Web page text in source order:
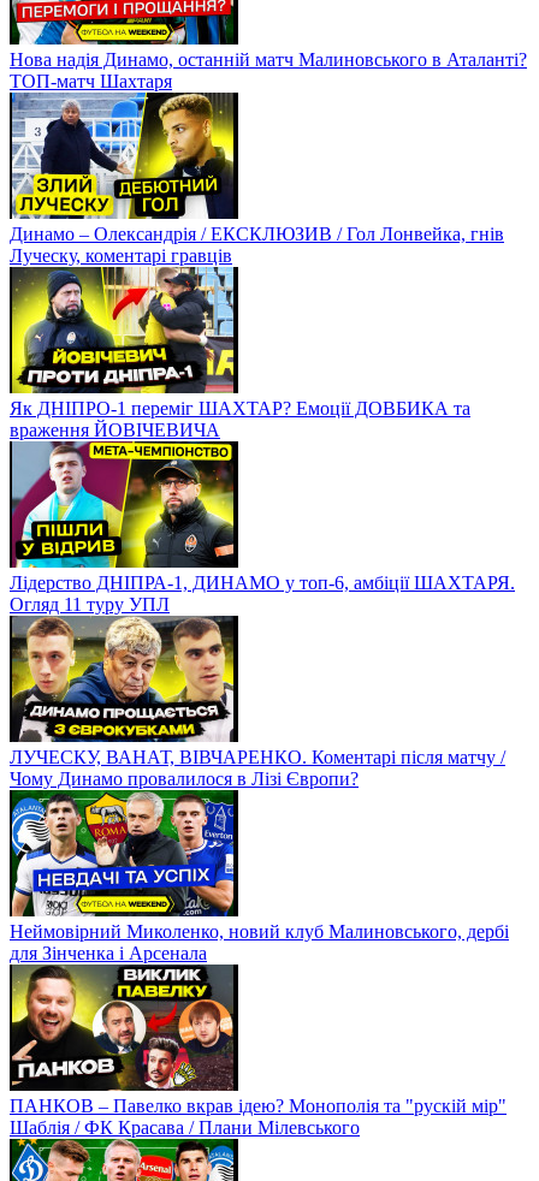
Нова надія Динамо, останній матч Малиновського в Аталанті?
ТОП-матч Шахтаря
Динамо – Олександрія / ЕКСКЛЮЗИВ / Гол Лонвейка, гнів
Луческу, коментарі гравців
Як ДНІПРО-1 переміг ШАХТАР? Емоції ДОВБИКА та
враження ЙОВІЧЕВИЧА
Лідерство ДНІПРА-1, ДИНАМО у топ-6, амбіції ШАХТАРЯ.
Огляд 11 туру УПЛ
ЛУЧЕСКУ, ВАНАТ, ВІВЧАРЕНКО. Коментарі після матчу /
Чому Динамо провалилося в Лізі Європи?
Неймовірний Миколенко, новий клуб Малиновського, дербі
для Зінченка і Арсенала
ПАНКОВ – Павелко вкрав ідею? Монополія та "рускій мір"
Шаблія / ФК Красава / Плани Мілевського